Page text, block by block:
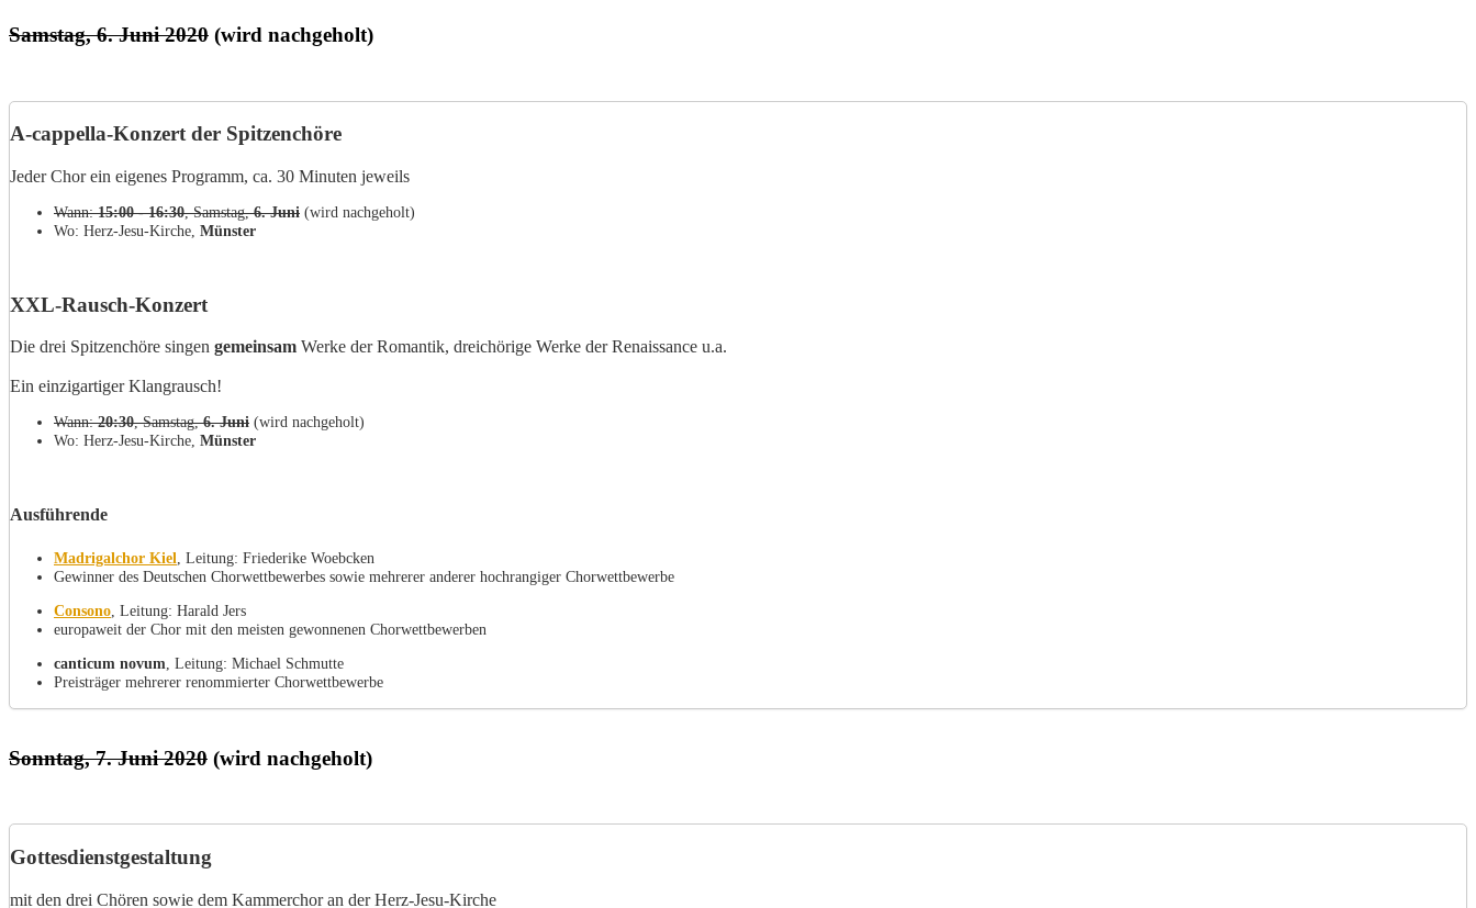
Samstag, 6. Juni 2020 (wird nachgeholt)
A-cappella-Konzert der Spitzenchöre
Jeder Chor ein eigenes Programm, ca. 30 Minuten jeweils
Wann:15:00 - 16:30, Samstag,6. Juni (wird nachgeholt)
Wo: Herz-Jesu-Kirche, Münster
XXL-Rausch-Konzert
Die drei Spitzenchöre singen gemeinsam Werke der Romantik, dreichörige Werke der Renaissance u.a.
Ein einzigartiger Klangrausch!
Wann:20:30, Samstag,6. Juni (wird nachgeholt)
Wo: Herz-Jesu-Kirche, Münster
Ausführende
Madrigalchor Kiel , Leitung: Friederike Woebcken
Gewinner des Deutschen Chorwettbewerbes sowie mehrerer anderer hochrangiger Chorwettbewerbe
Consono , Leitung: Harald Jers
europaweit der Chor mit den meisten gewonnenen Chorwettbewerben
canticum novum, Leitung: Michael Schmutte
Preisträger mehrerer renommierter Chorwettbewerbe
Sonntag, 7. Juni 2020 (wird nachgeholt)
Gottesdienstgestaltung
mit den drei Chören sowie dem Kammerchor an der Herz-Jesu-Kirche